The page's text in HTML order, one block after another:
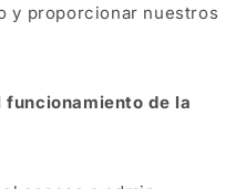
y proporcionar nuestros
funcionamiento de la